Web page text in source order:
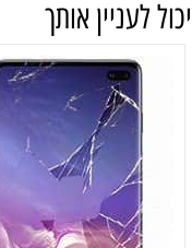
יכול לעניין אותך